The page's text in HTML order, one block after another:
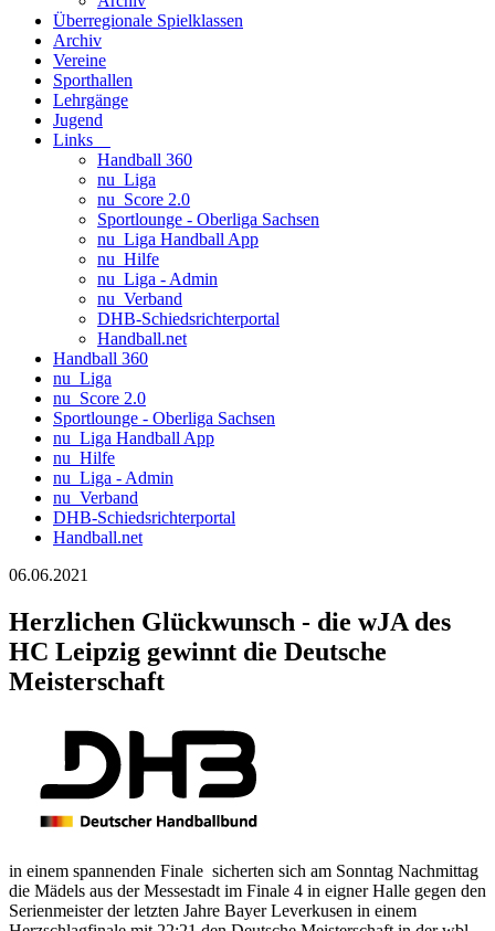
Überregionale Spielklassen
Archiv
Vereine
Sporthallen
Lehrgänge
Jugend
Links
Handball 360
nu_Liga
nu_Score 2.0
Sportlounge - Oberliga Sachsen
nu_Liga Handball App
nu_Hilfe
nu_Liga - Admin
nu_Verband
DHB-Schiedsrichterportal
Handball.net
Handball 360
nu_Liga
nu_Score 2.0
Sportlounge - Oberliga Sachsen
nu_Liga Handball App
nu_Hilfe
nu_Liga - Admin
nu_Verband
DHB-Schiedsrichterportal
Handball.net
06.06.2021
Herzlichen Glückwunsch - die wJA des
HC Leipzig gewinnt die Deutsche
Meisterschaft
in einem spannenden Finale sicherten sich am Sonntag Nachmittag
die Mädels aus der Messestadt im Finale 4 in eigner Halle gegen den
Serienmeister der letzten Jahre Bayer Leverkusen in einem